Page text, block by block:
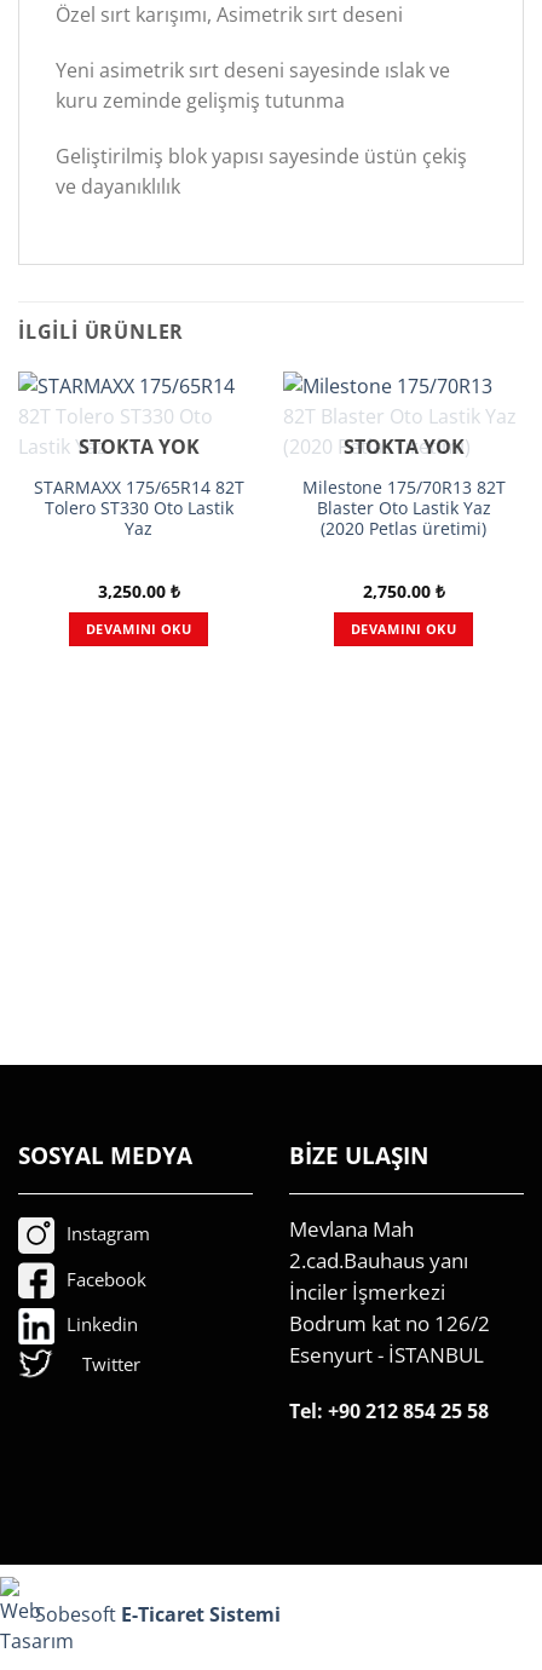
Özel sırt karışımı, Asimetrik sırt deseni
Yeni asimetrik sırt deseni sayesinde ıslak ve
kuru zeminde gelişmiş tutunma
Geliştirilmiş blok yapısı sayesinde üstün çekiş
ve dayanıklılık
İLGILI ÜRÜNLER
STOKTA YOK
STARMAXX 175/65R14 82T
Tolero ST330 Oto Lastik
Yaz
3,250.00 ₺
DEVAMINI OKU
STOKTA YOK
Milestone 175/70R13 82T
Blaster Oto Lastik Yaz
(2020 Petlas üretimi)
2,750.00 ₺
DEVAMINI OKU
SOSYAL MEDYA
Instagram
Facebook
Linkedin
Twitter
BİZE ULAŞIN
Mevlana Mah
2.cad.Bauhaus yanı
İnciler İşmerkezi
Bodrum kat no 126/2
Esenyurt - İSTANBUL
Tel: +90 212 854 25 58
Sobesoft E-Ticaret Sistemi